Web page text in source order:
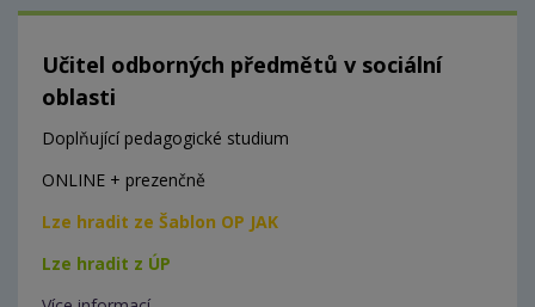
Učitel odborných předmětů v sociální
oblasti
Doplňující pedagogické studium
ONLINE + prezenčně
Lze hradit ze Šablon OP JAK
Lze hradit z ÚP